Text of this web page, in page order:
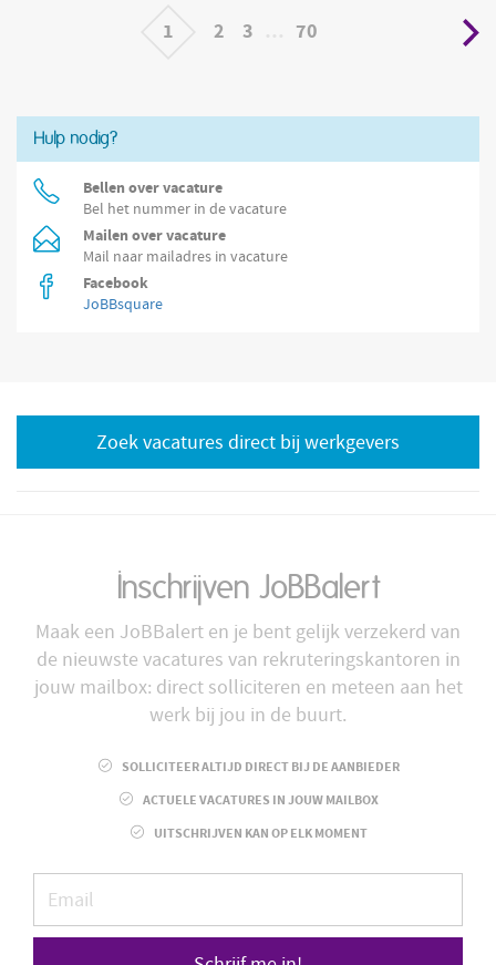
1 2 3 70
Hulp nodig?
Bellen over vacature
Bel het nummer in de vacature
Mailen over vacature
Mail naar mailadres in vacature
Facebook
JoBBsquare
Zoek vacatures direct bij werkgevers
Inschrijven JoBBalert
Maak een JoBBalert en je bent gelijk verzekerd van
de nieuwste vacatures van rekruteringskantoren in
jouw mailbox: direct solliciteren en meteen aan het
werk bij jou in de buurt.
SOLLICITEER ALTIJD DIRECT BIJ DE AANBIEDER
ACTUELE VACATURES IN JOUW MAILBOX
UITSCHRIJVEN KAN OP ELK MOMENT